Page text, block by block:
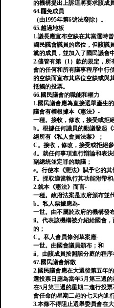
的機構提出上訴這將要求該成
64.罷免成員
（由1995年第6號法廢除）。
65.越過地板
1.議長應宣布空缺在其當選時
國民議會議員的席位，但該議
黨的成員，並加入了國民議會
2.儘管有第（1）款的規定，
會的任何和所有議事程序中行
的空缺而宣布其席位空缺或與
抵觸的投票。
66.國民議會的職能和權力
1.國民議會應為直接選舉產生
議會有權根據本《憲法》-
一種。接收，修改，接受或拒
b。根據任何議員的動議發起
絕所有《私人會員法案》；
C。接收，修改，接受或拒絕
d。就任何事項進行辯論和表
副總統並定罪的動議；
e。行使本《憲法》賦予它的其
F。採取適當執行其功能附帶和
2.就本《憲法》而言-
一種。政府法案是政府頒布並
b。私人票據應為-
一世。由不屬於政府的機構發
ii。代表該機構被介紹給國會
的；
C。私人會員條例草案應-
一世。由國會議員頒布；和
ii。由該成員按照該分庭的程序
67.國民議會解散
2.國民議會應在大選後第五年
選投票日應為當年5月第三週的
在5月第三週的星期二進行投
會任命的星期二起的七天內進行
3.本條不得阻止選舉委員會在